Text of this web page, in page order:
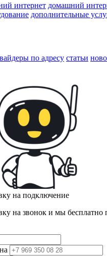
интернет домашний
дополнительные
по адресу статьи
на подключение
на звонок и мы